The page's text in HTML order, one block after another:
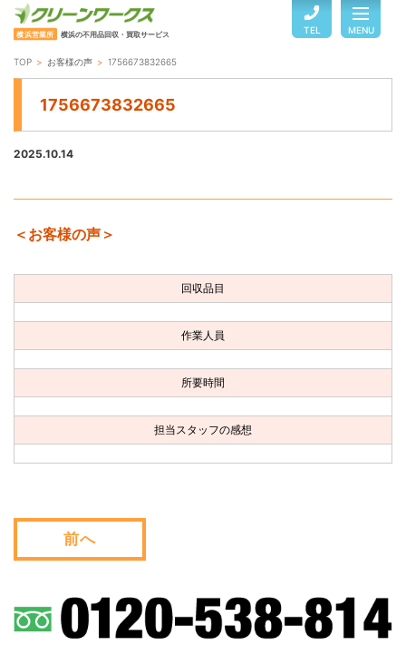
横浜営業所 横浜の不用品回収・買取サービス TEL MENU
TOP
ご利用の流れ
お客様の声
お問い合わせ
会社概要
WEB割引券プレゼント！
TOP お客様の声 1756673832665
1756673832665
2025.10.14
＜お客様の声＞
回収品目
作業人員
所要時間
担当スタッフの感想
前へ